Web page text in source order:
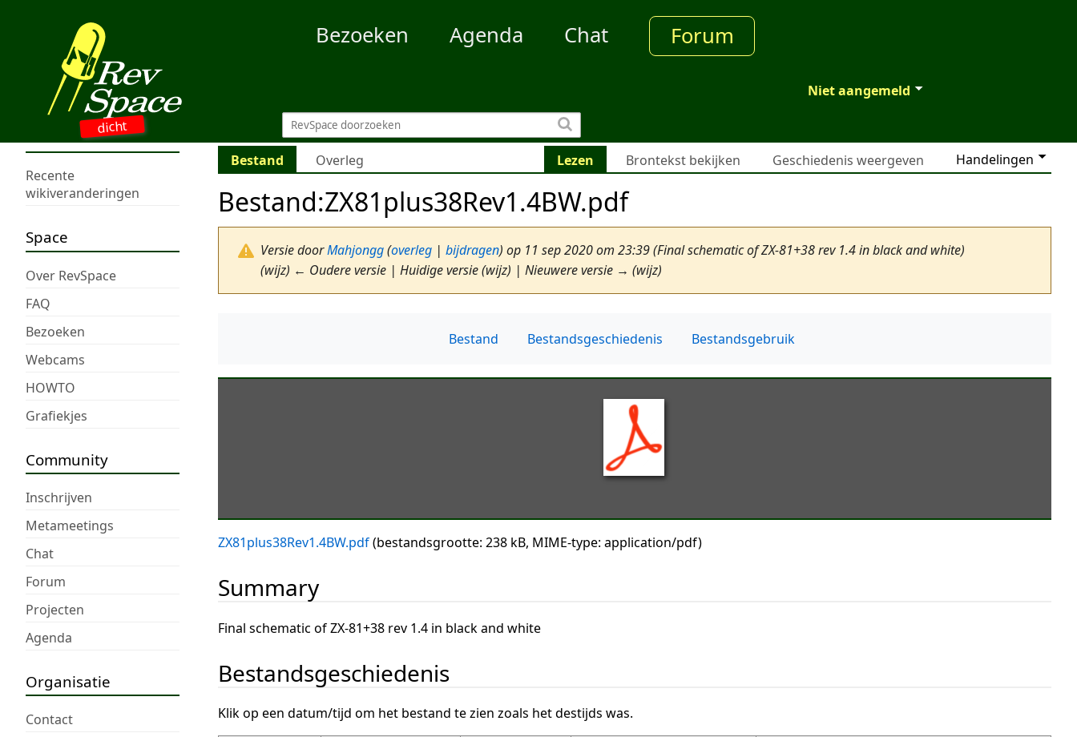
dicht
Bezoeken Agenda Chat Forum
Niet aangemeld
Recente
wikiveranderingen
Space
Over RevSpace
FAQ
Bezoeken
Webcams
HOWTO
Grafiekjes
Community
Inschrijven
Metameetings
Chat
Forum
Projecten
Agenda
Organisatie
Contact
Bestand Overleg Handelingen
Lezen Brontekst bekijken Geschiedenis weergeven
Bestand:ZX81plus38Rev1.4BW.pdf
Versie doorMahjongg(overleg | bijdragen) op 11 sep 2020 om 23:39(Final schematic of ZX-81+38 rev 1.4 in black and white)
(wijz) ← Oudere versie | Huidige versie (wijz) | Nieuwere versie → (wijz)
Bestand Bestandsgeschiedenis Bestandsgebruik
ZX81plus38Rev1.4BW.pdf(bestandsgrootte: 238 kB, MIME-type: application/pdf)
Summary
Final schematic of ZX-81+38 rev 1.4 in black and white
Bestandsgeschiedenis
Klik op een datum/tijd om het bestand te zien zoals het destijds was.